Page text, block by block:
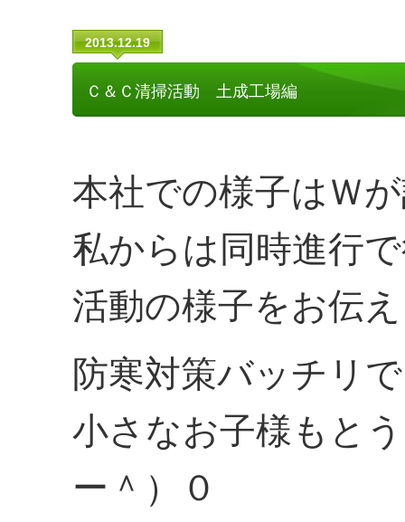
2013.12.19
Ｃ＆Ｃ清掃活動 土成工場編
本社での様子はＷ
私からは同時進行
活動の様子をお伝
防寒対策バッチリ
小さなお子様もと
ー＾）０